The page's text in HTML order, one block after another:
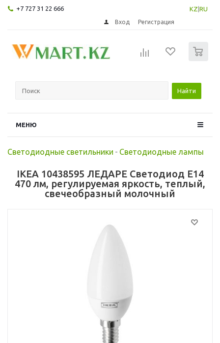
+7 727 31 22 666 KZ RU
Вход Регистрация
Найти
МЕНЮ
Светодиодные светильники - Светодиодные лампы
IKEA 10438595 ЛЕДАРЕ Светодиод E14
470 лм, регулируемая яркость, теплый,
свечеобразный молочный